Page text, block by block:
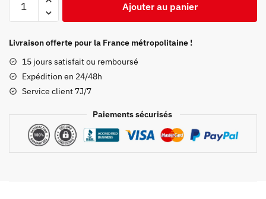
Demon
Lot
de
5
Ajouter au panier
Livraison offerte pour la France métropolitaine !
15 jours satisfait ou remboursé
Expédition en 24/48h
Service client 7J/7
Paiements sécurisés